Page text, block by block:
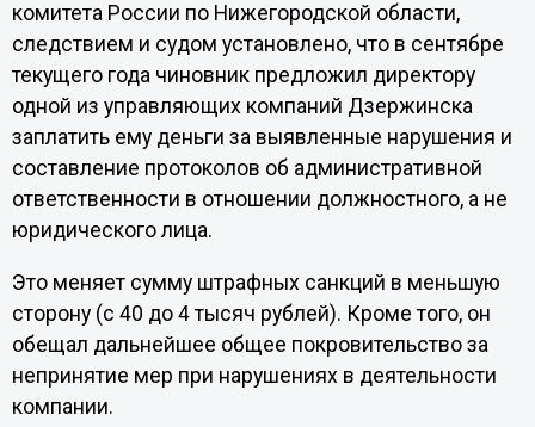
комитета России по Нижегородской области,
следствием и судом установлено, что в сентябре
текущего года чиновник предложил директору
одной из управляющих компаний Дзержинска
заплатить ему деньги за выявленные нарушения и
составление протоколов об административной
ответственности в отношении должностного, а не
юридического лица.
Это меняет сумму штрафных санкций в меньшую
сторону (с 40 до 4 тысяч рублей). Кроме того, он
обещал дальнейшее общее покровительство за
непринятие мер при нарушениях в деятельности
компании.